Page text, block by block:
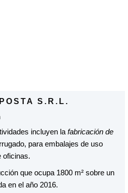
S.R.L.
incluyen la fabricación de
para embalajes de uso
oficinas.
que ocupa 1800 m² sobre un
en el año 2016.